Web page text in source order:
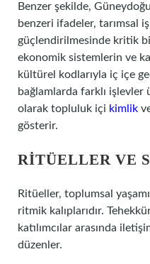
Benzer şekilde,
benzeri ifadeler, tarımsal
güçlendirilmesinde kritik
ekonomik sistemlerin ve
kültürel kodlarıyla iç içe
bağlamlarda farklı işlevler
olarak topluluk içi kimlik
gösterir.
RITÜELLER VE
Ritüeller, toplumsal
ritmik kalıplarıdır.
katılımcılar arasında
düzenler.